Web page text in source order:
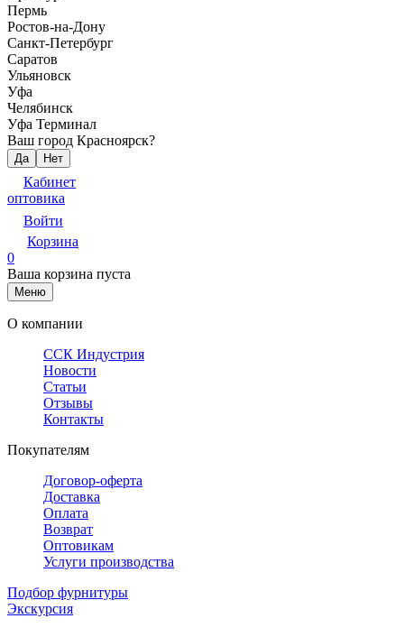
Пермь
Ростов-на-Дону
Санкт-Петербург
Саратов
Ульяновск
Уфа
Челябинск
Уфа Терминал
Ваш город Красноярск?
Да Нет
Кабинет
оптовика
Войти
Корзина
0
Ваша корзина пуста
Меню
О компании
ССК Индустрия
Новости
Статьи
Отзывы
Контакты
Покупателям
Договор-оферта
Доставка
Оплата
Возврат
Оптовикам
Услуги производства
Подбор фурнитуры
Экскурсия